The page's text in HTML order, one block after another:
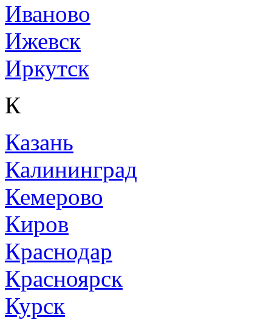
Иваново
Ижевск
Иркутск
К
Казань
Калининград
Кемерово
Киров
Краснодар
Красноярск
Курск